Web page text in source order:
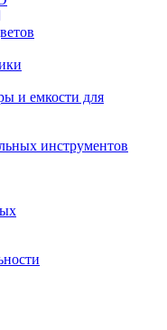
и емкости для
инструментов